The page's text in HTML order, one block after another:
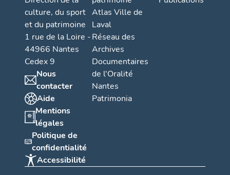
culture, du sport
et du patrimoine
1 rue de la Loire -
44966 Nantes
Cedex 9
Nous
contacter
Aide
Mentions
légales
Politique de
confidentialité
Accessibilité
Atlas Ville de
Laval
Réseau des
Archives
Documentaires
de l'Oralité
Nantes
Patrimonia